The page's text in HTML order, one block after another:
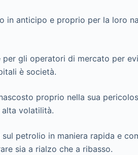
in anticipo e proprio per la loro
gli operatori di mercato per
è società.
proprio nella sua
alta volatilità.
petrolio in maniera rapida e
sia a rialzo che a ribasso.